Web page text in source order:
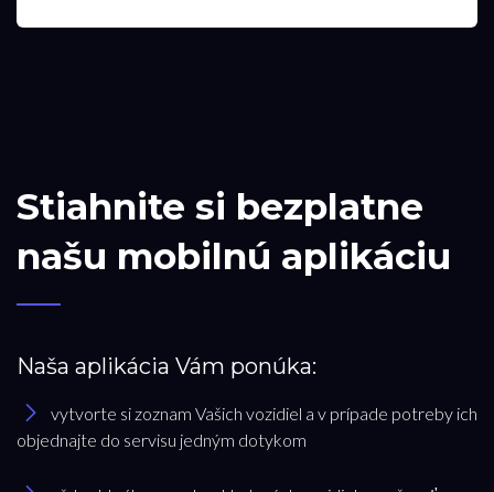
Stiahnite si bezplatne
našu mobilnú aplikáciu
Naša aplikácia Vám ponúka:
vytvorte si zoznam Vašich vozidiel a v prípade potreby ich
objednajte do servisu jedným dotykom